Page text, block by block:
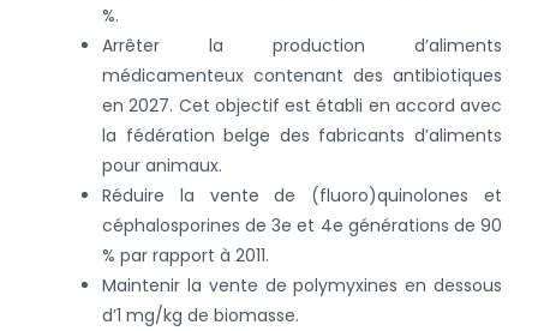
%.
Arrêter la production d’aliments
médicamenteux contenant des antibiotiques
en 2027. Cet objectif est établi en accord avec
la fédération belge des fabricants d’aliments
pour animaux.
Réduire la vente de (fluoro)quinolones et
céphalosporines de 3e et 4e générations de 90
% par rapport à 2011.
Maintenir la vente de polymyxines en dessous
d’1 mg/kg de biomasse.